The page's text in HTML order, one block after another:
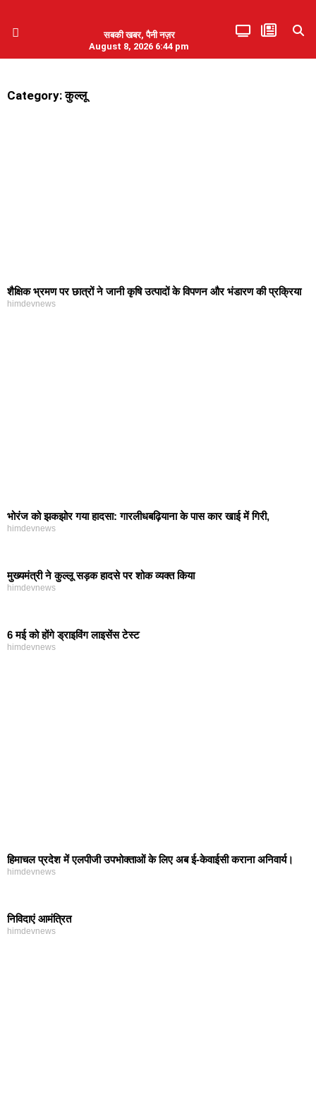
सबकी खबर, पैनी नज़र
August 8, 2026 6:44 pm
Category: कुल्लू
शैक्षिक भ्रमण पर छात्रों ने जानी कृषि उत्पादों के विपणन और भंडारण की प्रक्रिया
himdevnews
भोरंज को झकझोर गया हादसा: गारलीधबढ़ियाना के पास कार खाई में गिरी,
himdevnews
मुख्यमंत्री ने कुल्लू सड़क हादसे पर शोक व्यक्त किया
himdevnews
6 मई को होंगे ड्राइविंग लाइसेंस टेस्ट
himdevnews
हिमाचल प्रदेश में एलपीजी उपभोक्ताओं के लिए अब ई-केवाईसी कराना अनिवार्य।
himdevnews
निविदाएं आमंत्रित
himdevnews